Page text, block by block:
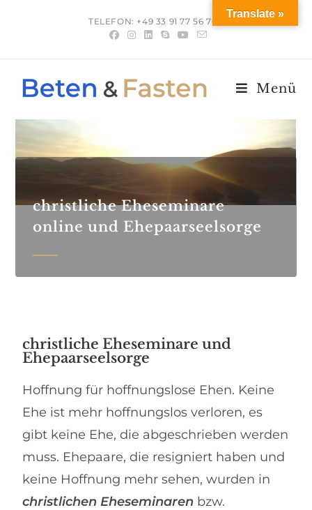
TELEFON: +49 33 91 77 56 700
Menü
christliche Eheseminare
online und Ehepaarseelsorge
christliche Eheseminare und
Ehepaarseelsorge
Hoffnung für hoffnungslose Ehen. Keine
Ehe ist mehr hoffnungslos verloren, es
gibt keine Ehe, die abgeschrieben werden
muss. Ehepaare, die resigniert haben und
keine Hoffnung mehr sehen, wurden in
christlichen Eheseminaren bzw.
Translate »